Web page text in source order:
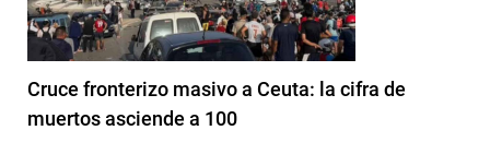
Cruce fronterizo masivo a Ceuta: la cifra de
muertos asciende a 100